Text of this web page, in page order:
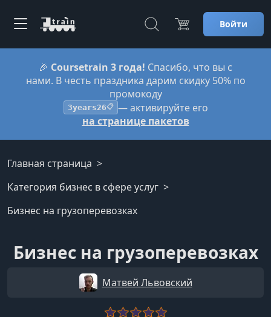
Войти
🎉 Coursetrain 3 года! Спасибо, что вы с
нами. В честь праздника дарим скидку 50% по
промокоду
3years26📋 — активируйте его
на странице пакетов
Главная страница
Категория бизнес в сфере услуг
Бизнес на грузоперевозках
Бизнес на грузоперевозках
Матвей Львовский